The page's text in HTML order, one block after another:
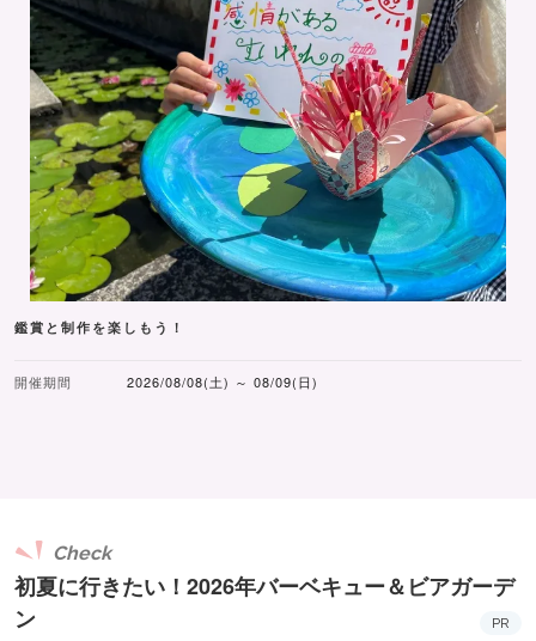
鑑賞と制作を楽しもう！
開催期間 2026/08/08(土) ～ 08/09(日)
初夏に行きたい！2026年バーベキュー＆ビアガーデ
ン
Check
PR